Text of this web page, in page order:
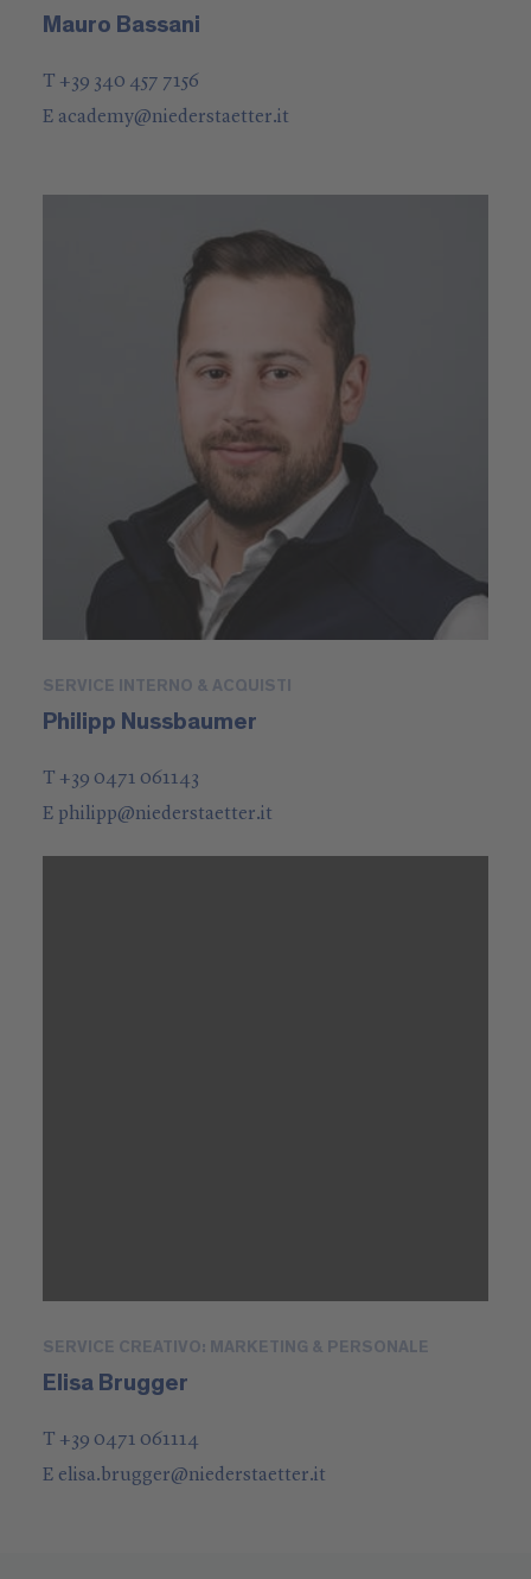
Mauro Bassani
T +39 340 457 7156
E academy@niederstaetter.it
SERVICE INTERNO & ACQUISTI
Philipp Nussbaumer
T +39 0471 061143
E philipp@niederstaetter.it
SERVICE CREATIVO: MARKETING & PERSONALE
Elisa Brugger
T +39 0471 061114
E elisa.brugger@niederstaetter.it